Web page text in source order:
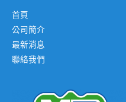
首頁
公司簡介
最新消息
聯絡我們